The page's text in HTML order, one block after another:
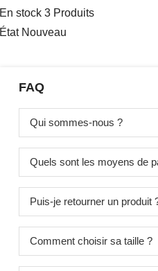
En stock 3 Produits
État Nouveau
FAQ
Qui sommes-nous ?
Quels sont les moyens de
Puis-je retourner un produit
Comment choisir sa taille ?